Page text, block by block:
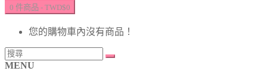
0 件商品 - TWD$0
您的購物車內沒有商品！
MENU